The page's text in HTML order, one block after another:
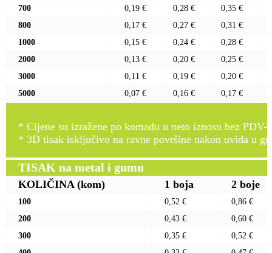
700
0,19 € 0,28 € 0,35 €
800
0,17 € 0,27 € 0,31 €
1000
0,15 € 0,24 € 0,28 €
2000
0,13 € 0,20 € 0,25 €
3000
0,11 € 0,19 € 0,20 €
5000
0,07 € 0,16 € 0,17 €
* Cijene su izražene po komadu u neto iznosu bez PDV-
* 3D tisak isključivo na ravne površine nakon uvida u
TISAK na metal i gumu
KOLIČINA (kom) 1 boja 2 boje
100 0,52 €
0,86 €
200
0,43 €
0,60 €
300
0,35 €
0,52 €